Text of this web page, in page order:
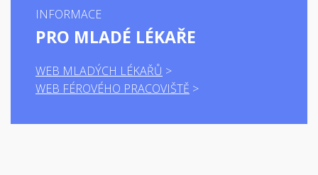
INFORMACE
PRO MLADÉ LÉKAŘE
WEB MLADÝCH LÉKAŘŮ
WEB FÉROVÉHO PRACOVIŠTĚ